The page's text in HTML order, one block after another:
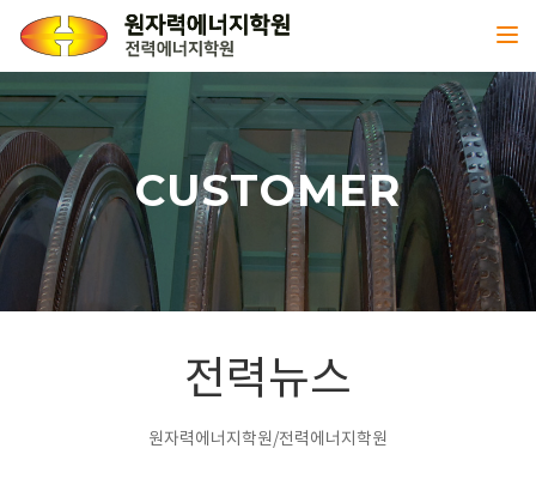
CUSTOMER
전력뉴스
원자력에너지학원/전력에너지학원